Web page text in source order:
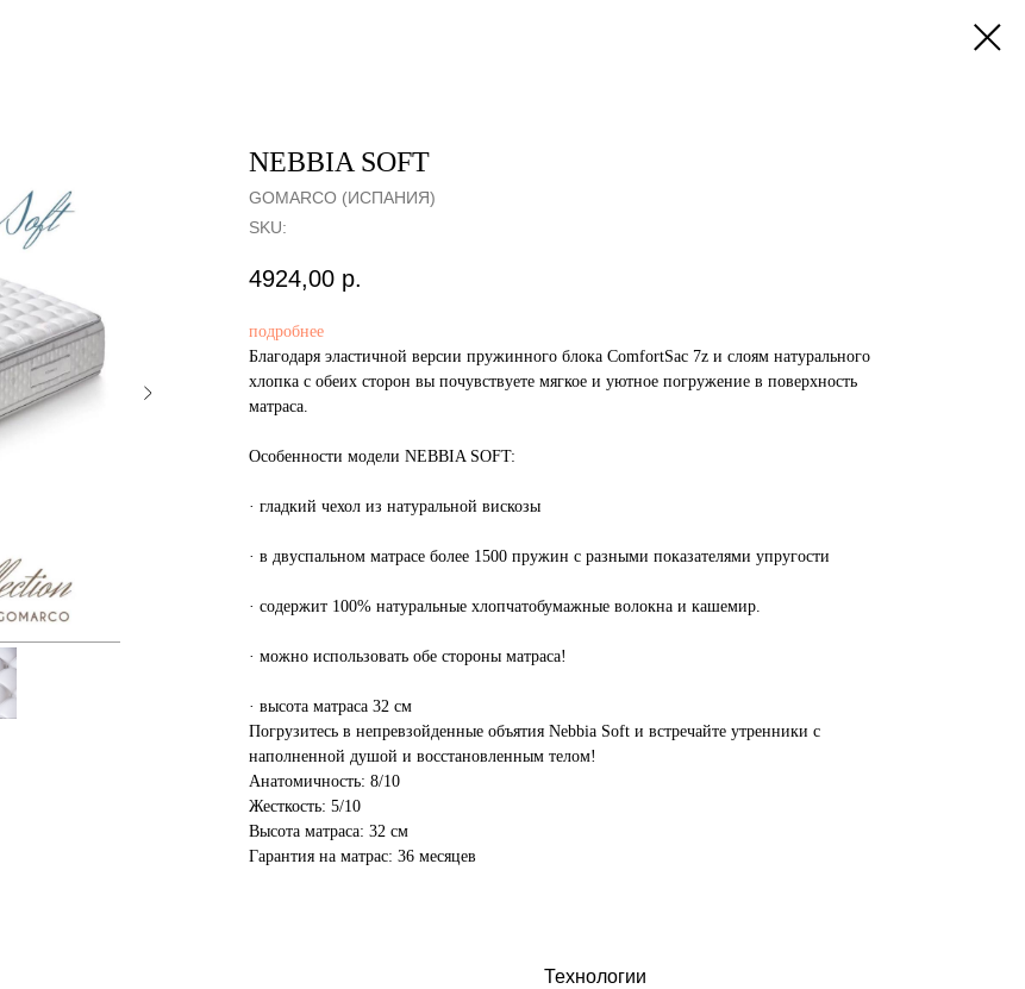
NEBBIA SOFT
GOMARCO (ИСПАНИЯ)
SKU:
4924,00 р.
подробнее
Благодаря эластичной версии пружинного блока ComfortSac 7z и слоям натурального
хлопка с обеих сторон вы почувствуете мягкое и уютное погружение в поверхность
матраса.
Особенности модели NEBBIA SOFT:
· гладкий чехол из натуральной вискозы
· в двуспальном матрасе более 1500 пружин с разными показателями упругости
· содержит 100% натуральные хлопчатобумажные волокна и кашемир.
· можно использовать обе стороны матраса!
· высота матраса 32 см
Погрузитесь в непревзойденные объятия Nebbia Soft и встречайте утренники с
наполненной душой и восстановленным телом!
Анатомичность: 8/10
Жесткость: 5/10
Высота матраса: 32 см
Гарантия на матрас: 36 месяцев
Технологии